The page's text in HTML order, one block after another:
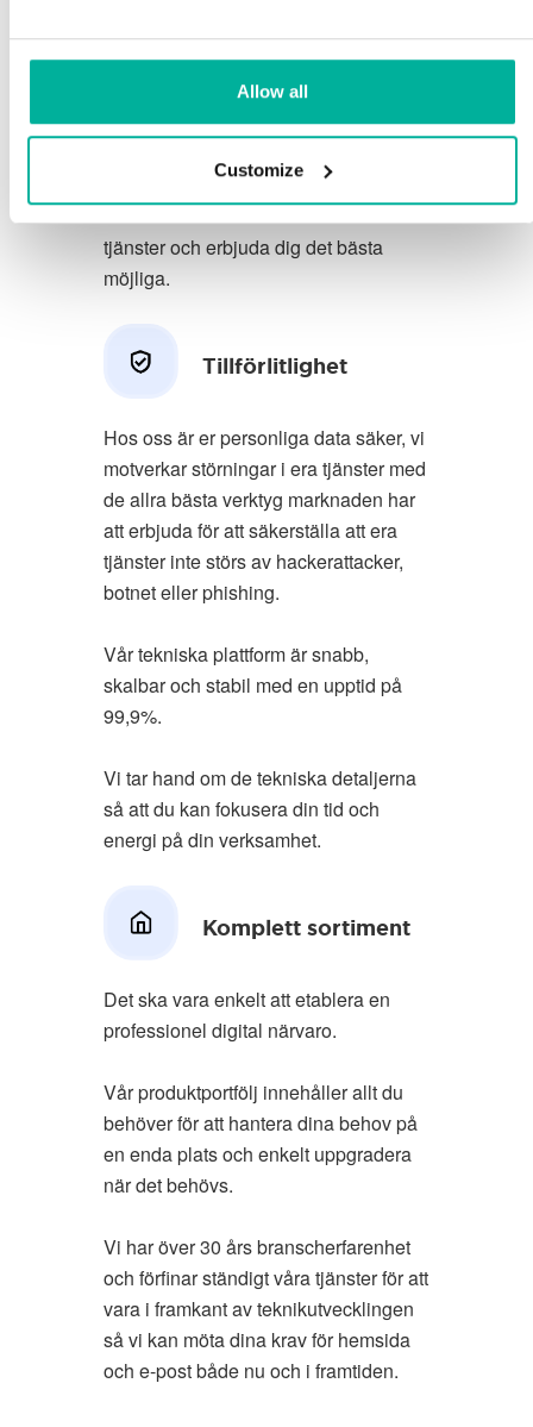
Allow all
Customize
tjänster.
Vi strävar efter att överträfa dina
förstklassig service. Vi lär oss av din
feedback så att vi kan förbättra våra
tjänster och erbjuda dig det bästa
möjliga.
Tillförlitlighet
Hos oss är er personliga data säker, vi
motverkar störningar i era tjänster med
de allra bästa verktyg marknaden har
att erbjuda för att säkerställa att era
tjänster inte störs av hackerattacker,
botnet eller phishing.
Vår tekniska plattform är snabb,
skalbar och stabil med en upptid på
99,9%.
Vi tar hand om de tekniska detaljerna
så att du kan fokusera din tid och
energi på din verksamhet.
Komplett sortiment
Det ska vara enkelt att etablera en
professionel digital närvaro.
Vår produktportfölj innehåller allt du
behöver för att hantera dina behov på
en enda plats och enkelt uppgradera
när det behövs.
Vi har över 30 års branscherfarenhet
och förfinar ständigt våra tjänster för att
vara i framkant av teknikutvecklingen
så vi kan möta dina krav för hemsida
och e-post både nu och i framtiden.